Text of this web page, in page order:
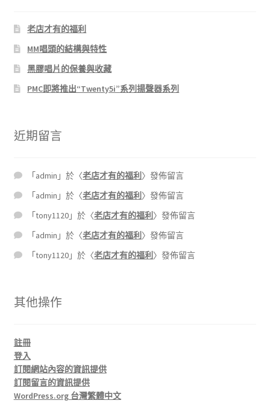
老店才有的福利
MM唱頭的結構與特性
黑膠唱片的保養與收藏
PMC即將推出“Twenty5i”系列揚聲器系列
近期留言
「admin 」於〈老店才有的福利 〉發佈留言
「admin 」於〈老店才有的福利 〉發佈留言
「tony1120 」於〈老店才有的福利 〉發佈留言
「admin 」於〈老店才有的福利 〉發佈留言
「tony1120 」於〈老店才有的福利 〉發佈留言
其他操作
註冊
登入
訂閱網站內容的資訊提供
訂閱留言的資訊提供
WordPress.org 台灣繁體中文